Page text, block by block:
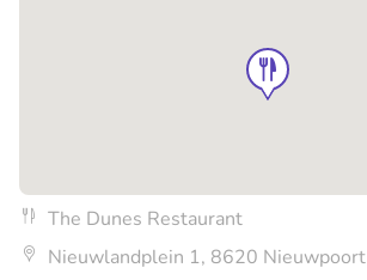
The Dunes Restaurant
Nieuwlandplein 1, 8620 Nieuwpoort